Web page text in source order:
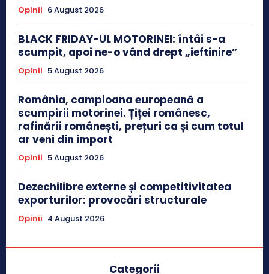
Opinii 6 August 2026
BLACK FRIDAY-UL MOTORINEI: întâi s-a
scumpit, apoi ne-o vând drept „ieftinire”
Opinii 5 August 2026
România, campioana europeană a
scumpirii motorinei. Țiței românesc,
rafinării românești, prețuri ca și cum totul
ar veni din import
Opinii 5 August 2026
Dezechilibre externe și competitivitatea
exporturilor: provocări structurale
Opinii 4 August 2026
Categorii